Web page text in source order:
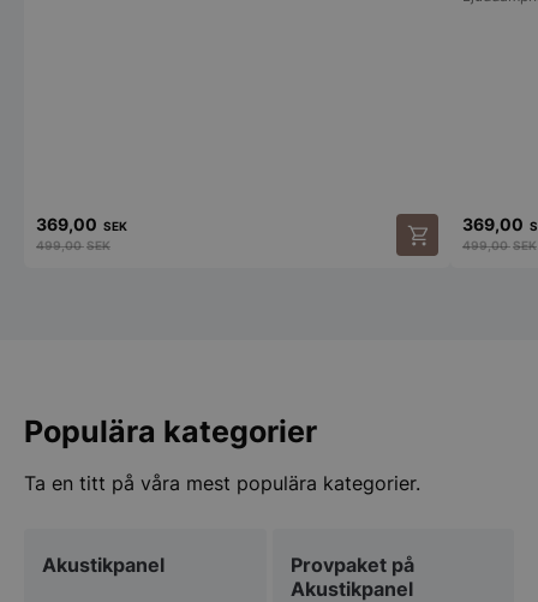
369,00 SEK
499,00SEK
369,00
499,00SEK
Populära kategorier
Ta en titt på våra mest populära kategorier.
Akustikpanel
Provpaket på
Akustikpanel